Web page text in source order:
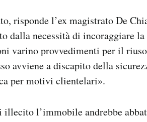
risponde l’ex magistrato De
dalla necessità di incoraggiare
varino provvedimenti per il
avviene a discapito della
per motivi clientelari».
illecito l’immobile andrebbe